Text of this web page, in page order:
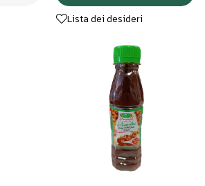
Lista dei desideri